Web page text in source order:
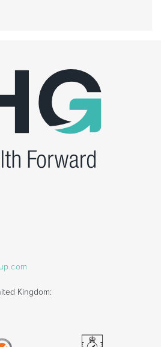
Kingdom: